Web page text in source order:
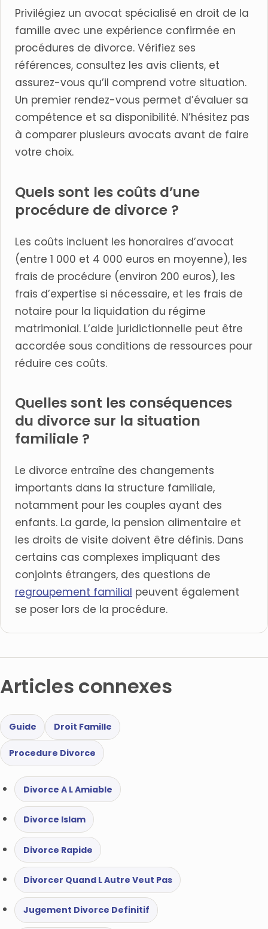
Privilégiez un avocat spécialisé en droit de la
famille avec une expérience confirmée en
procédures de divorce. Vérifiez ses
références, consultez les avis clients, et
assurez-vous qu’il comprend votre situation.
Un premier rendez-vous permet d’évaluer sa
compétence et sa disponibilité. N’hésitez pas
à comparer plusieurs avocats avant de faire
votre choix.
Quels sont les coûts d’une
procédure de divorce ?
Les coûts incluent les honoraires d’avocat
(entre 1 000 et 4 000 euros en moyenne), les
frais de procédure (environ 200 euros), les
frais d’expertise si nécessaire, et les frais de
notaire pour la liquidation du régime
matrimonial. L’aide juridictionnelle peut être
accordée sous conditions de ressources pour
réduire ces coûts.
Quelles sont les conséquences
du divorce sur la situation
familiale ?
Le divorce entraîne des changements
importants dans la structure familiale,
notamment pour les couples ayant des
enfants. La garde, la pension alimentaire et
les droits de visite doivent être définis. Dans
certains cas complexes impliquant des
conjoints étrangers, des questions de
regroupement familial peuvent également
se poser lors de la procédure.
Articles connexes
Guide Droit Famille
Procedure Divorce
Divorce A L Amiable
Divorce Islam
Divorce Rapide
Divorcer Quand L Autre Veut Pas
Jugement Divorce Definitif